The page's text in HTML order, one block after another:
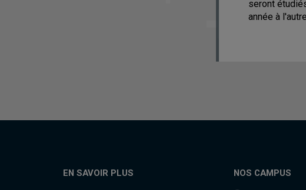
seront
année à
EN SAVOIR PLUS NOS CAMPUS